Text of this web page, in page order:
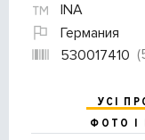
INA
Германия
530017410
УСІ
ФОТО І